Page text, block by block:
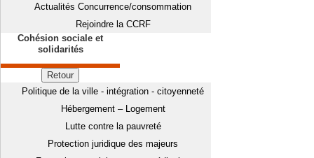
Actualités Concurrence/consommation
Rejoindre la CCRF
Cohésion sociale et
solidarités
Retour
Politique de la ville - intégration - citoyenneté
Hébergement – Logement
Lutte contre la pauvreté
Protection juridique des majeurs